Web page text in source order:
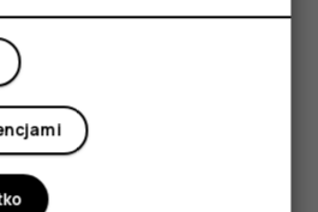
aplikacje, zatrzymać
się. Jeśli urządzenie nie
je do naprawy w najbliższym